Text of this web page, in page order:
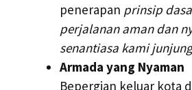
penerapan prinsip
perjalanan aman dan
senantiasa kami
Armada yang Nyaman
Bepergian keluar kota